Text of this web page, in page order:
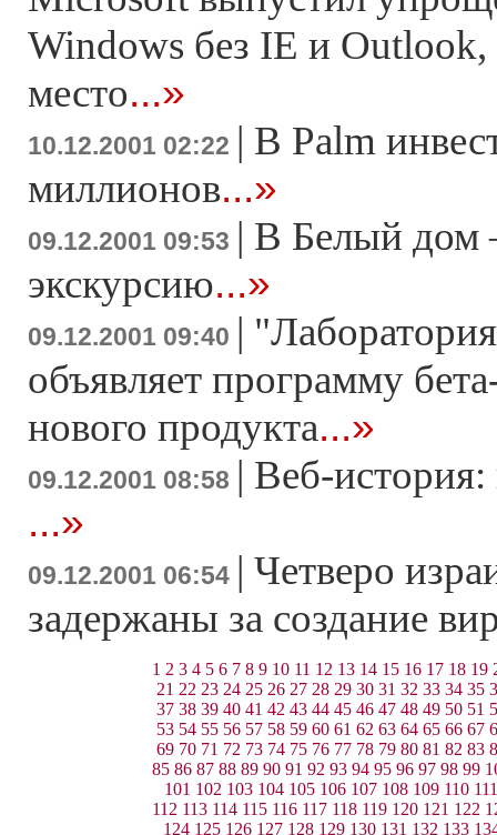
Windows без IE и Outlook,
место...»
10.12.2001 02:22 | В Palm
миллионов...»
09.12.2001 09:53 | В Белый дом
экскурсию...»
09.12.2001 09:40 |
объявляет программу
нового продукта...»
09.12.2001 08:58 | Веб-
...»
09.12.2001 06:54 | Четверо
задержаны за создание
1 2 3 4 5 6 7 8 9 10 11 12 13 14 15 16 17 18 19
21 22 23 24 25 26 27 28 29 30 31 32 33 34 35
37 38 39 40 41 42 43 44 45 46 47 48 49 50 51
53 54 55 56 57 58 59 60 61 62 63 64 65 66 67
69 70 71 72 73 74 75 76 77 78 79 80 81 82 83
85 86 87 88 89 90 91 92 93 94 95 96 97 98 99
101 102 103 104 105 106 107 108 109 110 111
112 113 114 115 116 117 118 119 120 121 122
124 125 126 127 128 129 130 131 132 133